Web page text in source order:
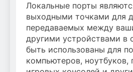
Локальные порты
выходными точками для
передаваемых между
другими устройствами в
быть использованы для
компьютеров, ноутбуков,